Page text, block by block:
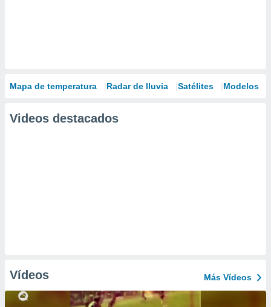
Mapa de temperatura Radar de lluvia Satélites Modelos
Videos destacados
Vídeos Más Vídeos